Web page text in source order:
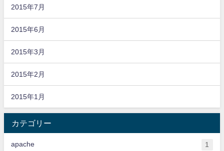
2015年7月
2015年6月
2015年3月
2015年2月
2015年1月
カテゴリー
apache 1